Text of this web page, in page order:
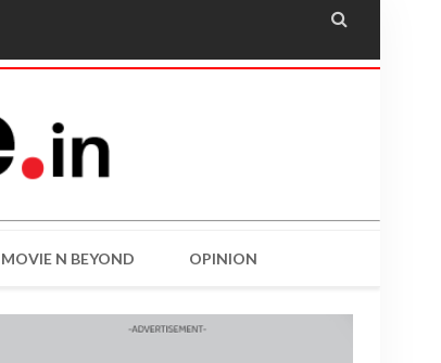

MOVIE N BEYOND OPINION